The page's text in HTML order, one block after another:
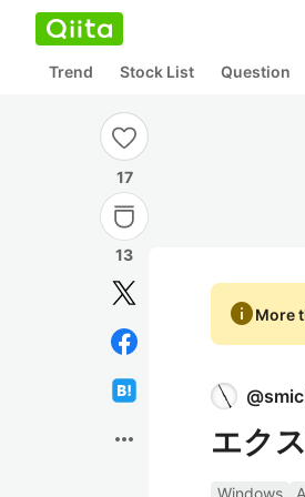
Trend Stock List Question
17
13
more_horiz
infoMore
@
エク
Windows